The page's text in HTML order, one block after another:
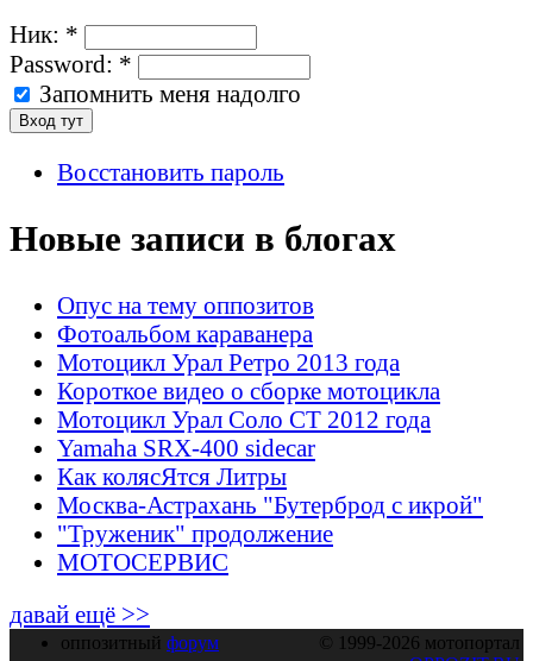
Ник: *
Password: *
Запомнить меня надолго
Восстановить пароль
Новые записи в блогах
Опус на тему оппозитов
Фотоальбом караванера
Мотоцикл Урал Ретро 2013 года
Короткое видео о сборке мотоцикла
Мотоцикл Урал Соло СТ 2012 года
Yamaha SRX-400 sidecar
Как колясЯтся Литры
Москва-Астрахань "Бутерброд с икрой"
"Труженик" продолжение
МОТОСЕРВИС
давай ещё >>
оппозитный форум
© 1999-2026 мотопортал